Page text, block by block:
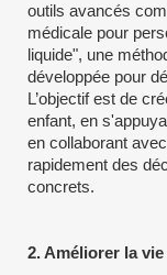
outils avancés
médicale pour
liquide", une
développée pour
L’objectif est de
enfant, en
en collaborant
rapidement des
concrets.
2. Améliorer la